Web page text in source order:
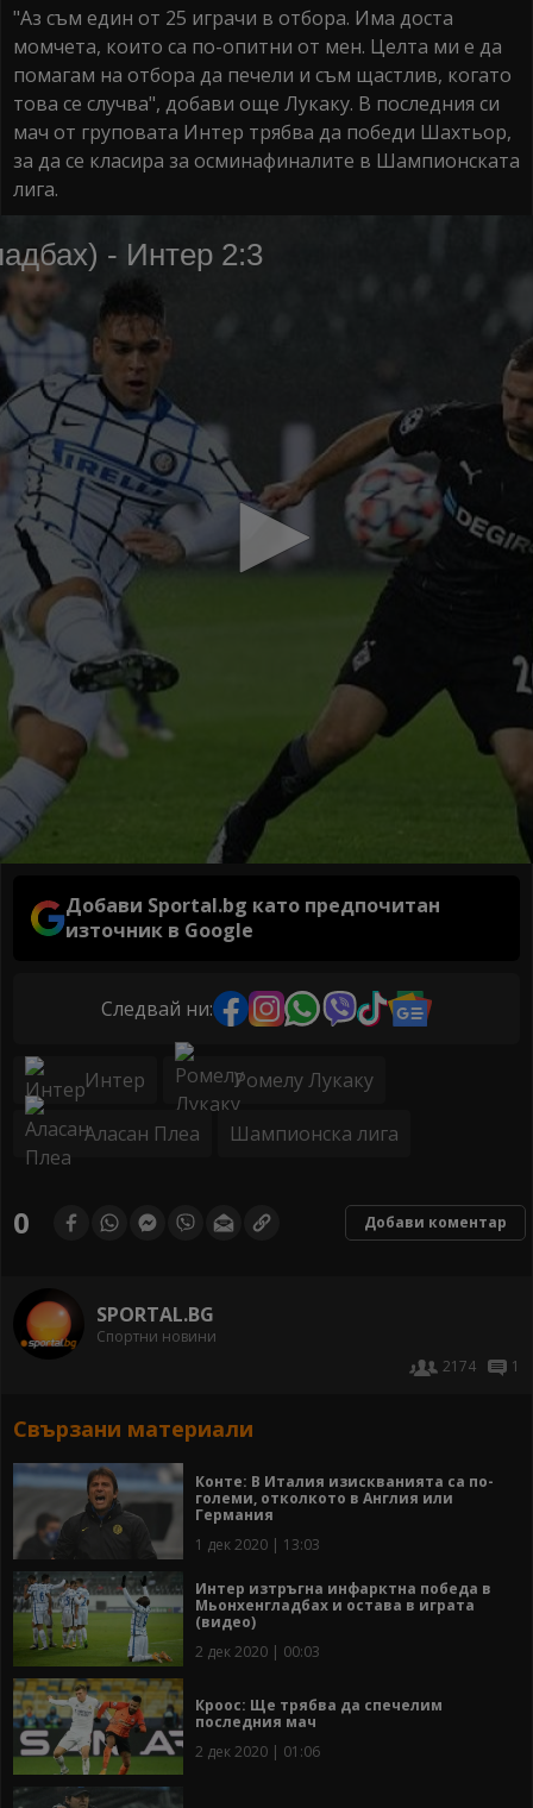
"Аз съм един от 25 играчи в отбора. Има доста
момчета, които са по-опитни от мен. Целта ми е да
помагам на отбора да печели и съм щастлив, когато
това се случва", добави още Лукаку. В последния си
мач от груповата Интер трябва да победи Шахтьор,
за да се класира за осминафиналите в Шампионската
лига.
Добави Sportal.bg като предпочитан
източник в Google
Следвай ни:
Интер Ромелу Лукаку
Аласан Плеа Шампионска лига
0 Добави коментар
SPORTAL.BG
Спортни новини
2174
1
Свързани материали
Конте: В Италия изискванията са по-
големи, отколкото в Англия или
Германия
1 дек 2020 | 13:03
Интер изтръгна инфарктна победа в
Мьонхенгладбах и остава в играта
(видео)
2 дек 2020 | 00:03
Кроос: Ще трябва да спечелим
последния мач
2 дек 2020 | 01:06